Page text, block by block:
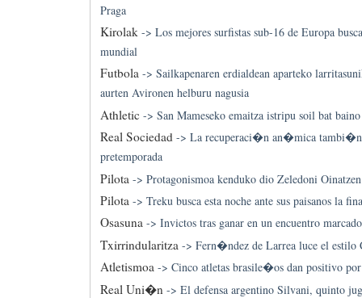
Praga
Kirolak-> Los mejores surfistas sub-16 de Europa
mundial
Futbola-> Sailkapenaren erdialdean aparteko
aurten Avironen helburu nagusia
Athletic -> San Mameseko emaitza istripu soil bat
Real Sociedad-> La recuperaci�n an�mica tambi�n
pretemporada
Pilota -> Protagonismoa kenduko dio Zeledoni
Pilota-> Treku busca esta noche ante sus paisanos la
Osasuna-> Invictos tras ganar en un encuentro
Txirrindularitza -> Fern�ndez de Larrea luce el estilo
Atletismoa-> Cinco atletas brasile�os dan positivo
Real Uni�n -> El defensa argentino Silvani, quinto